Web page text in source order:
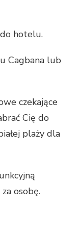
hotelu.
Cagbana lub
czekające
Cię do
plaży dla
osobę.